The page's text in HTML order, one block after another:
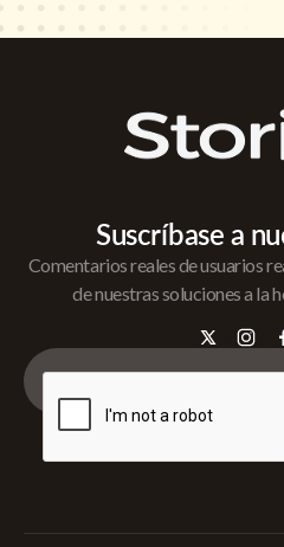
Suscríbase a
Comentarios reales de usuarios
de nuestras soluciones a la